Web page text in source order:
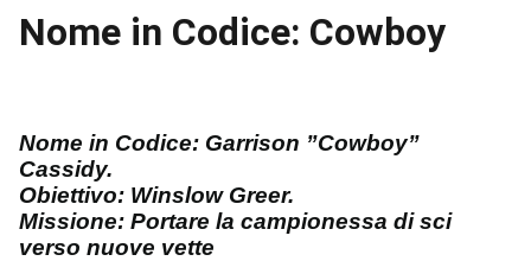
Nome in Codice: Cowboy
Nome in Codice: Garrison ”Cowboy”
Cassidy.
Obiettivo: Winslow Greer.
Missione: Portare la campionessa di sci
verso nuove vette